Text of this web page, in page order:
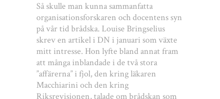
Så skulle man kunna sammanfatta
organisationsforskaren och docentens syn
på vår tid brådska. Louise Bringselius
skrev en artikel i DN i januari som växte
mitt intresse. Hon lyfte bland annat fram
att många inblandade i de två stora
”affärerna” i fjol, den kring läkaren
Macchiarini och den kring
Riksrevisionen, talade om brådskan som